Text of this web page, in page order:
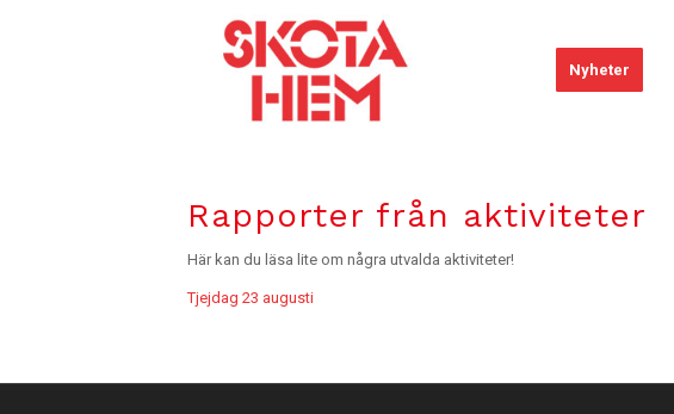
Nyheter
Rapporter från aktiviteter
Här kan du läsa lite om några utvalda aktiviteter!
Tjejdag 23 augusti